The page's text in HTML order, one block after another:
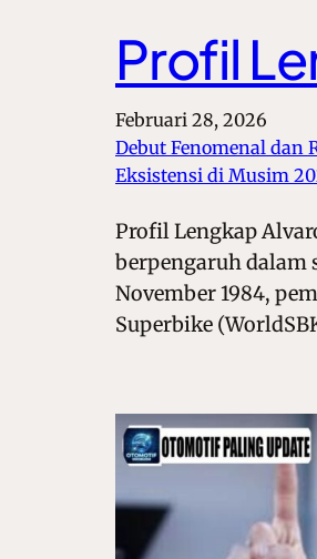
Profil
Februari 28, 2026
Debut Fenomenal dan
Eksistensi di Musim
Profil Lengkap
berpengaruh dalam
November 1984,
Superbike